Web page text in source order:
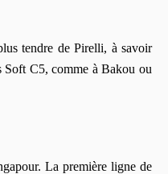
tendre de Pirelli, à savoir
C5, comme à Bakou ou
La première ligne de